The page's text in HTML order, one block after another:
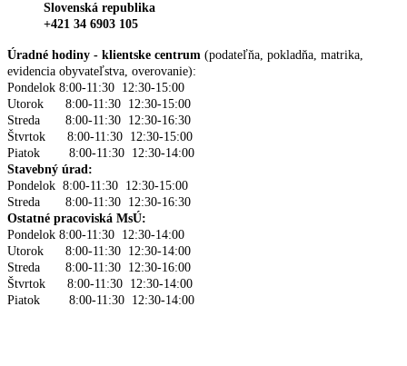
Slovenská republika
+421 34 6903 105
Úradné hodiny - klientske centrum (podateľňa, pokladňa, matrika,
evidencia obyvateľstva, overovanie):
Pondelok 8:00-11:30 12:30-15:00
Utorok 8:00-11:30 12:30-15:00
Streda 8:00-11:30 12:30-16:30
Štvrtok 8:00-11:30 12:30-15:00
Piatok 8:00-11:30 12:30-14:00
Stavebný úrad:
Pondelok 8:00-11:30 12:30-15:00
Streda 8:00-11:30 12:30-16:30
Ostatné pracoviská MsÚ:
Pondelok 8:00-11:30 12:30-14:00
Utorok 8:00-11:30 12:30-14:00
Streda 8:00-11:30 12:30-16:00
Štvrtok 8:00-11:30 12:30-14:00
Piatok 8:00-11:30 12:30-14:00